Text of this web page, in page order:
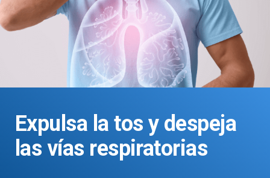
Expulsa la tos y despeja
las vías respiratorias